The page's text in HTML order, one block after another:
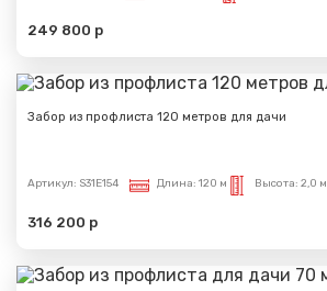
249 800 р
Забор из профлиста 120 метров для дачи
Артикул: S31E154 Длина: 120 м Высота: 2,0 м
316 200 р